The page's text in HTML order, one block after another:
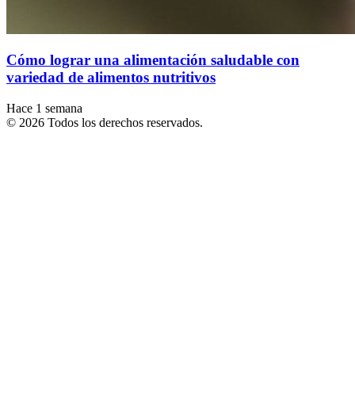
Cómo lograr una alimentación saludable con
variedad de alimentos nutritivos
Hace 1 semana
© 2026 Todos los derechos reservados.